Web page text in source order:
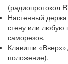
(радиопротокол
Настенный
стену или любую
саморезов.
Клавиши
положение).